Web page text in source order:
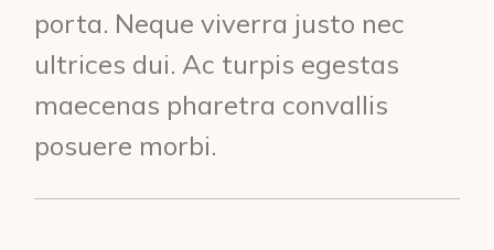
porta. Neque viverra justo nec
ultrices dui. Ac turpis egestas
maecenas pharetra convallis
posuere morbi.